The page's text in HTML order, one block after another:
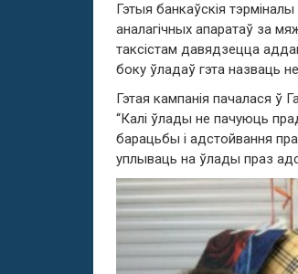
Гэтыя банкаўскія
аналагічных апаратаў за
таксістам давядзецца
боку ўладаў гэта назваць
Гэтая кампанія пачалася ў
“Калі ўлады не пачуюць
барацьбы і адстойвання
уплываць на ўлады праз